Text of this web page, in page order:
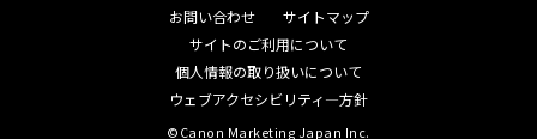
トウェア」を意味し、指し示すものとしま
分離可能性
お問い合わせ
サイトマップ
サイトのご利用について
個人情報の取り扱いについて
ウェブアクセシビリティ―方針
©Canon Marketing Japan Inc.